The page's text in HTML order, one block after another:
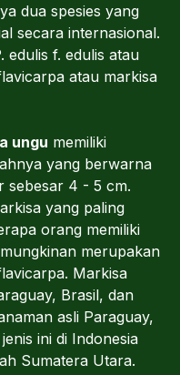
dua spesies yang
secara internasional.
edulis f. edulis atau
atau markisa
ungu memiliki
yang berwarna
sebesar 4 - 5 cm.
yang paling
orang memiliki
merupakan
Markisa
Brasil, dan
asli Paraguay,
ini di Indonesia
Sumatera Utara.